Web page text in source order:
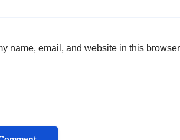
name, email, and website in this